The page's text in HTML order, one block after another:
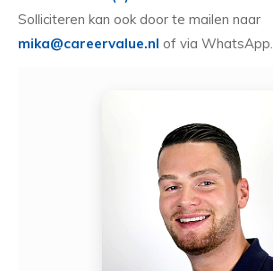
Solliciteren kan ook door te mailen naar
mika@careervalue.nl of via WhatsApp.